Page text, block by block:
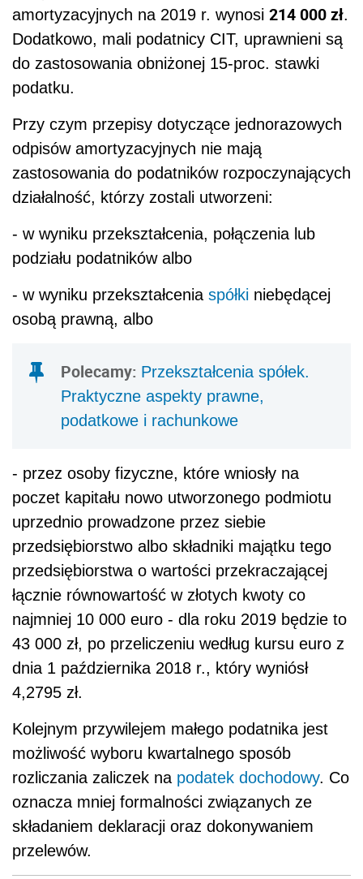
amortyzacyjnych na 2019 r. wynosi 214 000 zł.
Dodatkowo, mali podatnicy CIT, uprawnieni są
do zastosowania obniżonej 15-proc. stawki
podatku.
Przy czym przepisy dotyczące jednorazowych
odpisów amortyzacyjnych nie mają
zastosowania do podatników rozpoczynających
działalność, którzy zostali utworzeni:
- w wyniku przekształcenia, połączenia lub
podziału podatników albo
- w wyniku przekształcenia spółki niebędącej
osobą prawną, albo
Polecamy: Przekształcenia spółek.
Praktyczne aspekty prawne,
podatkowe i rachunkowe
- przez osoby fizyczne, które wniosły na
poczet kapitału nowo utworzonego podmiotu
uprzednio prowadzone przez siebie
przedsiębiorstwo albo składniki majątku tego
przedsiębiorstwa o wartości przekraczającej
łącznie równowartość w złotych kwoty co
najmniej 10 000 euro - dla roku 2019 będzie to
43 000 zł, po przeliczeniu według kursu euro z
dnia 1 października 2018 r., który wyniósł
4,2795 zł.
Kolejnym przywilejem małego podatnika jest
możliwość wyboru kwartalnego sposób
rozliczania zaliczek na podatek dochodowy. Co
oznacza mniej formalności związanych ze
składaniem deklaracji oraz dokonywaniem
przelewów.